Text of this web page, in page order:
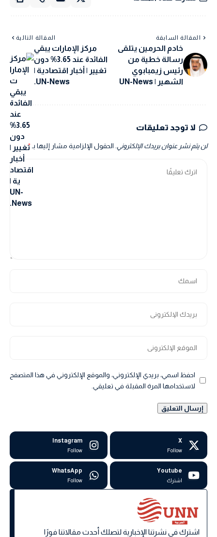
المقالة السابقة
خادم الحرمين يتلقى
رسالة خطية من
رئيس زيمبابوي
الشهير | UN-News
المقالة التالية
مركز الإمارات يبقي
الفائدة عند 3.65% دون
تغيير | أخبار اقتصادية |
UN-News.
لا توجد تعليقات
لن يتم نشر عنوان بريدك الإلكتروني. الحقول الإلزامية مشار إليها بـ
احفظ اسمي، بريدي الإلكتروني، والموقع الإلكتروني في هذا المتصفح
لاستخدامها المرة المقبلة في تعليقي.
X
Follow
Instagram
Follow
Youtube
اشترك
WhatsApp
Follow
اشترك في نشرتنا الإخبارية لتصلك أحدث مقالاتنا فورًا